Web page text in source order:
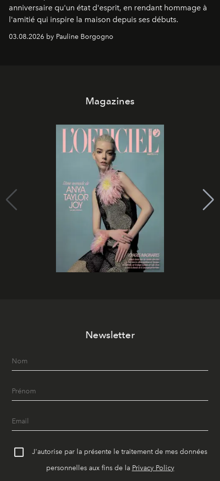
anniversaire qu'un état d'esprit, en rendant hommage à
l'amitié qui inspire la maison depuis ses débuts.
03.08.2026 by Pauline Borgogno
Magazines
Newsletter
J'autorise par la présente le traitement de mes données
personnelles aux fins de la Privacy Policy